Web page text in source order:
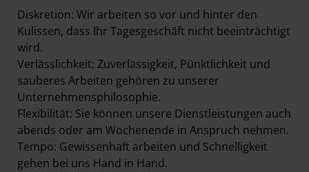
Diskretion: Wir arbeiten so vor und hinter den
Kulissen, dass Ihr Tagesgeschäft nicht beeinträchtigt
wird.
Verlässlichkeit: Zuverlässigkeit, Pünktlichkeit und
sauberes Arbeiten gehören zu unserer
Unternehmensphilosophie.
Flexibilität: Sie können unsere Dienstleistungen auch
abends oder am Wochenende in Anspruch nehmen.
Tempo: Gewissenhaft arbeiten und Schnelligkeit
gehen bei uns Hand in Hand.